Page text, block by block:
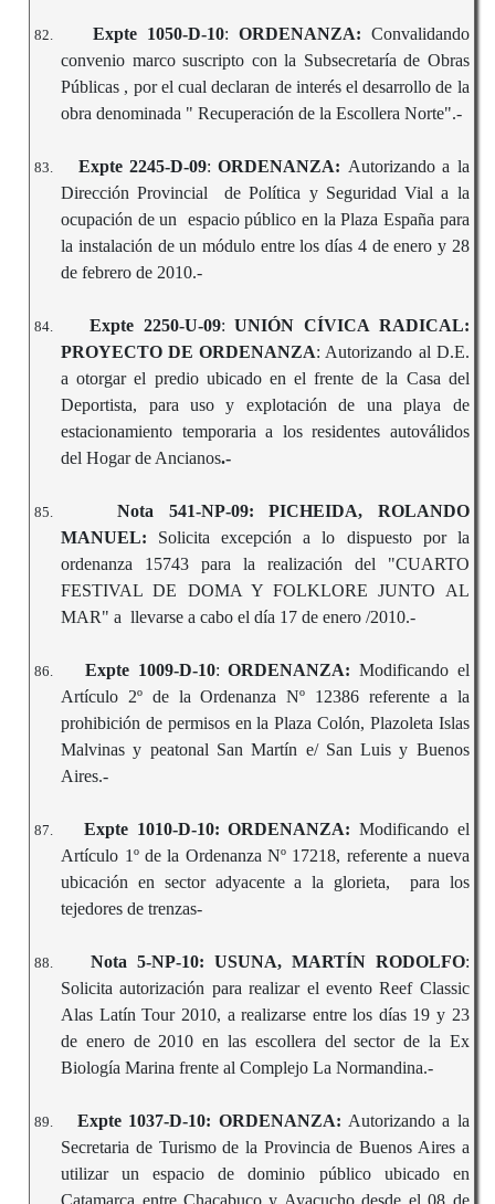
82. Expte 1050-D-10: ORDENANZA: Convalidando
convenio marco suscripto con la Subsecretaría de Obras
Públicas , por el cual declaran de interés el desarrollo de la
obra denominada " Recuperación de la Escollera Norte".-
83. Expte 2245-D-09:ORDENANZA: Autorizando a la
Dirección Provincial de Política y Seguridad Vial a la
ocupación de un espacio público en la Plaza España para
la instalación de un módulo entre los días 4 de enero y 28
de febrero de 2010.-
84. Expte 2250-U-09:UNIÓN CÍVICA RADICAL:
PROYECTO DE ORDENANZA: Autorizando al D.E.
a otorgar el predio ubicado en el frente de la Casa del
Deportista, para uso y explotación de una playa de
estacionamiento temporaria a los residentes autoválidos
del Hogar de Ancianos.-
85.
Nota 541-NP-09: PICHEIDA, ROLANDO
MANUEL: Solicita excepción a lo dispuesto por la
ordenanza 15743 para la realización del "CUARTO
FESTIVAL DE DOMA Y FOLKLORE JUNTO AL
MAR" a llevarse a cabo el día 17 de enero /2010.-
86. Expte 1009-D-10:ORDENANZA: Modificando el
Artículo 2º de la Ordenanza Nº 12386 referente a la
prohibición de permisos en la Plaza Colón, Plazoleta Islas
Malvinas y peatonal San Martín e/ San Luis y Buenos
Aires.-
87. Expte 1010-D-10: ORDENANZA:Modificando el
Artículo 1º de la Ordenanza Nº 17218, referente a nueva
ubicación en sector adyacente a la glorieta, para los
tejedores de trenzas-
88. Nota 5-NP-10: USUNA, MARTÍN RODOLFO:
Solicita autorización para realizar el evento Reef Classic
Alas Latín Tour 2010, a realizarse entre los días 19 y 23
de enero de 2010 en las escollera del sector de la Ex
Biología Marina frente al Complejo La Normandina.-
89. Expte 1037-D-10: ORDENANZA: Autorizando a la
Secretaria de Turismo de la Provincia de Buenos Aires a
utilizar un espacio de dominio público ubicado en